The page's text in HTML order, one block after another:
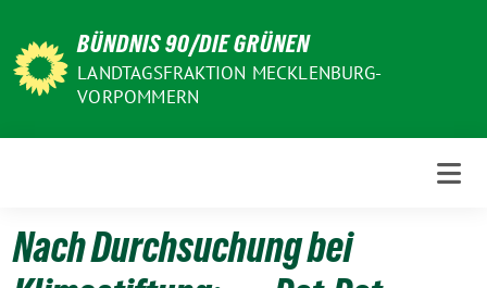
zum
Inhalt
BÜNDNIS 90/DIE GRÜNEN
LANDTAGSFRAKTION MECKLENBURG-
VORPOMMERN
Nach Durchsuchung bei